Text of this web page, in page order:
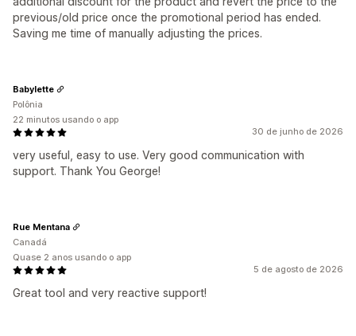
previous/old price once the promotional period has ended.
Saving me time of manually adjusting the prices.
30 de junho de 2026
very useful, easy to use. Very good communication with
support. Thank You George!
Babylette
Polônia
22 minutos usando o app
5 de agosto de 2026
Great tool and very reactive support!
Rue Mentana
Canadá
Quase 2 anos usando o app